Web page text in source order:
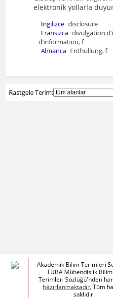
elektronik yollarla
İngilizce disclosure
Fransızca divulgation
d’information, f
Almanca Enthüllung, f
Rastgele Terim:
Akademik Bilim Terimleri
TÜBA Mühendislik
Terimleri Sözlüğü'nden
hazırlanmaktadır.Tüm
saklıdır.